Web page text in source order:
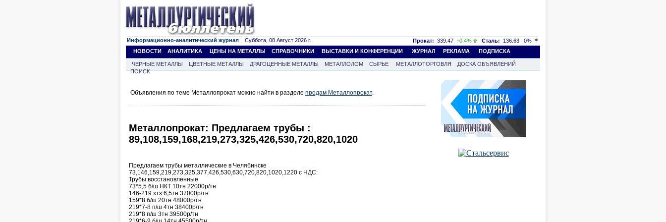
Информационно-аналитический журнал Суббота, 08 Август 2026 г. Прокат: 339.47 +0.4% Сталь: 136.63
0%
НОВОСТИ
АНАЛИТИКА ЦЕНЫ НА МЕТАЛЛЫ СПРАВОЧНИКИ ВЫСТАВКИ И КОНФЕРЕНЦИИ ЖУРНАЛ РЕКЛАМА ПОДПИСКА
ЧЕРНЫЕ МЕТАЛЛЫ ЦВЕТНЫЕ МЕТАЛЛЫ ДРАГОЦЕННЫЕ МЕТАЛЛЫ МЕТАЛЛОЛОМ СЫРЬЕ МЕТАЛЛОТОРГОВЛЯ
ДОСКА ОБЪЯВЛЕНИЙ
ПОИСК
Объявления по теме Металлопрокат можно найти в разделе продам Металлопрокат.
Металлопрокат: Предлагаем трубы :
89,108,159,168,219,273,325,426,530,720,820,1020
Предлагаем трубы металлические в Челябинске
73,146,159,219,273,325,377,426,530,630,720,820,1020,1220 с НДС:
Трубы восстановленные
73*5,5 б/ш НКТ 10тн 22000р/тн
146-219 хтз 6,5тн 37000р/тн
159*8 б/ш 20тн 48000р/тн
219*7-8 п/ш 4тн 38400р/тн
219*8 п/ш 3тн 39500р/тн